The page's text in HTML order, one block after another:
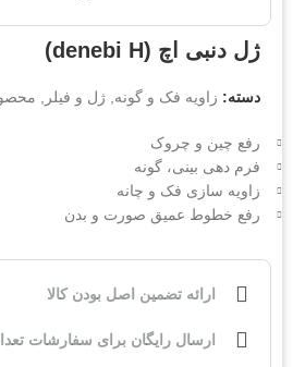
ژل دنبی اچ (denebi H)
دسته: زاویه فک و گونه, ژل و فیلر ,
رفع چین و چروک
فرم دهی بینی، گونه
زاویه سازی فک و چانه
رفع خطوط عمیق صورت و بدن
ارائه تضمین اصل بودن کالا
ارسال رایگان برای سفارشات تعداد